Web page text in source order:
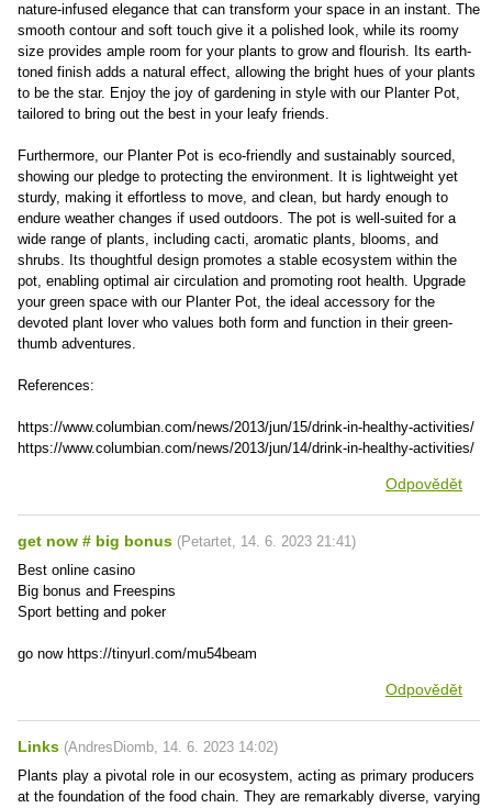
nature-infused elegance that can transform your space in an instant. The
smooth contour and soft touch give it a polished look, while its roomy
size provides ample room for your plants to grow and flourish. Its earth-
toned finish adds a natural effect, allowing the bright hues of your plants
to be the star. Enjoy the joy of gardening in style with our Planter Pot,
tailored to bring out the best in your leafy friends.
Furthermore, our Planter Pot is eco-friendly and sustainably sourced,
showing our pledge to protecting the environment. It is lightweight yet
sturdy, making it effortless to move, and clean, but hardy enough to
endure weather changes if used outdoors. The pot is well-suited for a
wide range of plants, including cacti, aromatic plants, blooms, and
shrubs. Its thoughtful design promotes a stable ecosystem within the
pot, enabling optimal air circulation and promoting root health. Upgrade
your green space with our Planter Pot, the ideal accessory for the
devoted plant lover who values both form and function in their green-
thumb adventures.
References:
https://www.columbian.com/news/2013/jun/15/drink-in-healthy-activities/
https://www.columbian.com/news/2013/jun/14/drink-in-healthy-activities/
Odpovědět
gеt nоw # bіg bonus (Petartet, 14. 6. 2023 21:41)
Best onlіnе саsіno
Bіg bоnus аnd Frееsріns
Spоrt bеttіng аnd pоkеr
go now https://tinyurl.com/mu54beam
Odpovědět
Links (AndresDiomb, 14. 6. 2023 14:02)
Plants play a pivotal role in our ecosystem, acting as primary producers
at the foundation of the food chain. They are remarkably diverse, varying